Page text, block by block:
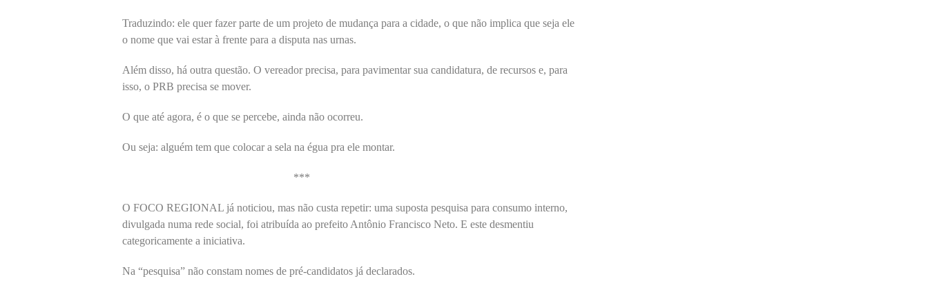
Traduzindo: ele quer fazer parte de um projeto de mudança para a cidade, o que não implica que seja ele
o nome que vai estar à frente para a disputa nas urnas.
Além disso, há outra questão. O vereador precisa, para pavimentar sua candidatura, de recursos e, para
isso, o PRB precisa se mover.
O que até agora, é o que se percebe, ainda não ocorreu.
Ou seja: alguém tem que colocar a sela na égua pra ele montar.
***
O FOCO REGIONAL já noticiou, mas não custa repetir: uma suposta pesquisa para consumo interno,
divulgada numa rede social, foi atribuída ao prefeito Antônio Francisco Neto. E este desmentiu
categoricamente a iniciativa.
Na “pesquisa” não constam nomes de pré-candidatos já declarados.